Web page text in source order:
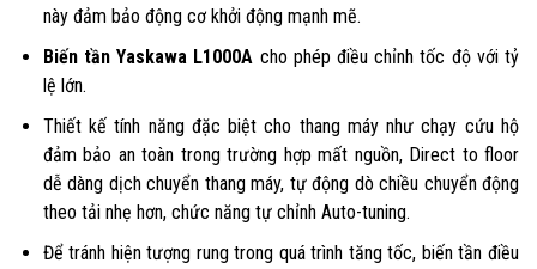
này đảm bảo động cơ khởi động mạnh mẽ.
Biến tần Yaskawa L1000A cho phép điều chỉnh tốc độ với tỷ
lệ lớn.
Thiết kế tính năng đặc biệt cho thang máy như chạy cứu hộ
đảm bảo an toàn trong trường hợp mất nguồn, Direct to floor
dễ dàng dịch chuyển thang máy, tự động dò chiều chuyển động
theo tải nhẹ hơn, chức năng tự chỉnh Auto-tuning.
Để tránh hiện tượng rung trong quá trình tăng tốc, biến tần điều